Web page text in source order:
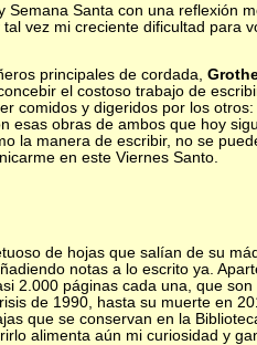
Semana Santa con una reflexión
vez mi creciente dificultad para
principales de cordada,
el costoso trabajo de
comidos y digeridos por los otros:
esas obras de ambos que hoy
la manera de escribir, no se
en este Viernes Santo.
de hojas que salían de su
notas a lo escrito ya.
2.000 páginas cada una, que
de 1990, hasta su muerte en
que se conservan en la
alimenta aún mi curiosidad y